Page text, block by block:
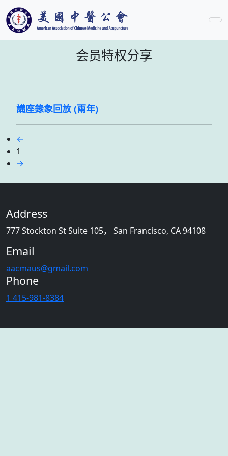
会员特权分享
講座錄象回放 (兩年)
←
1
→
Address
777 Stockton St Suite 105， San Francisco, CA 94108
Email
aacmaus@gmail.com
Phone
1 415-981-8384